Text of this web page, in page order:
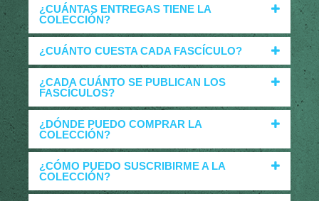
¿CUÁNTAS ENTREGAS TIENE LA
COLECCIÓN?
¿CUÁNTO CUESTA CADA FASCÍCULO?
¿CADA CUÁNTO SE PUBLICAN LOS
FASCÍCULOS?
¿DÓNDE PUEDO COMPRAR LA
COLECCIÓN?
¿CÓMO PUEDO SUSCRIBIRME A LA
COLECCIÓN?